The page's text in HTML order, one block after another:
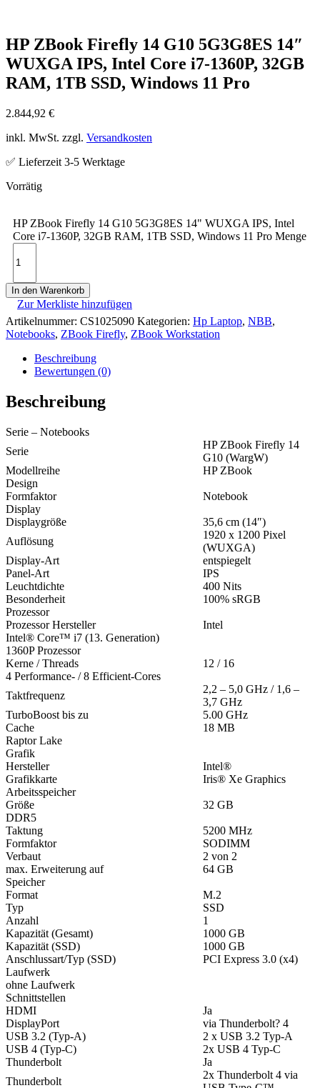
HP ZBook Firefly 14 G10 5G3G8ES 14″
WUXGA IPS, Intel Core i7-1360P, 32GB
RAM, 1TB SSD, Windows 11 Pro
2.844,92 €
inkl. MwSt. zzgl. Versandkosten
✅ Lieferzeit 3-5 Werktage
HP ZBook Firefly 14 G10 5G3G8ES 14" WUXGA IPS, Intel
Core i7-1360P, 32GB RAM, 1TB SSD, Windows 11 Pro Menge
In den Warenkorb
Zur Merkliste hinzufügen
Artikelnummer: CS1025090 Kategorien: Hp Laptop, NBB,
Notebooks, ZBook Firefly, ZBook Workstation
Beschreibung
Bewertungen (0)
Beschreibung
Serie – Notebooks
Serie
HP ZBook Firefly 14
G10 (WargW)
Modellreihe
HP ZBook
Design
Formfaktor
Notebook
Display
Displaygröße
35,6 cm (14″)
Auflösung
1920 x 1200 Pixel
(WUXGA)
Display-Art
entspiegelt
Panel-Art
IPS
Leuchtdichte
400 Nits
Besonderheit
100% sRGB
Prozessor
Prozessor Hersteller
Intel
Intel® Core™ i7 (13. Generation)
1360P Prozessor
Kerne / Threads
12 / 16
4 Performance- / 8 Efficient-Cores
Taktfrequenz
2,2 – 5,0 GHz / 1,6 –
3,7 GHz
TurboBoost bis zu
5.00 GHz
Cache
18 MB
Raptor Lake
Grafik
Hersteller
Intel®
Grafikkarte
Iris® Xe Graphics
Arbeitsspeicher
Größe
32 GB
DDR5
Taktung
5200 MHz
Formfaktor
SODIMM
Verbaut
2 von 2
max. Erweiterung auf
64 GB
Speicher
Format
M.2
Typ
SSD
Anzahl
1
Kapazität (Gesamt)
1000 GB
Kapazität (SSD)
1000 GB
Anschlussart/Typ (SSD)
PCI Express 3.0 (x4)
Laufwerk
ohne Laufwerk
Schnittstellen
HDMI
Ja
DisplayPort
via Thunderbolt? 4
USB 3.2 (Typ-A)
2 x USB 3.2 Typ-A
USB 4 (Typ-C)
2x USB 4 Typ-C
Thunderbolt
Ja
Thunderbolt
2x Thunderbolt 4 via